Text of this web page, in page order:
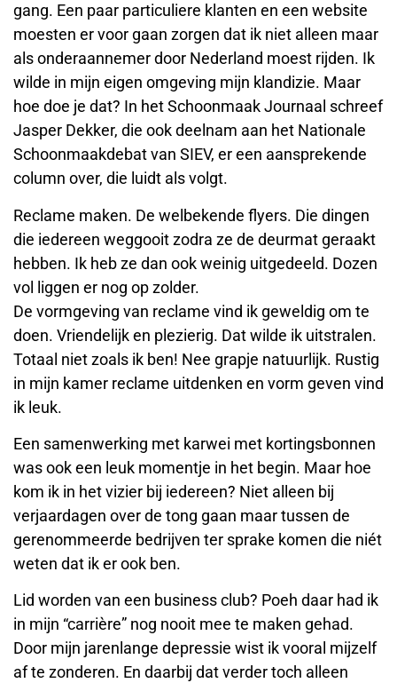
gang. Een paar particuliere klanten en een website
moesten er voor gaan zorgen dat ik niet alleen maar
als onderaannemer door Nederland moest rijden. Ik
wilde in mijn eigen omgeving mijn klandizie. Maar
hoe doe je dat? In het Schoonmaak Journaal schreef
Jasper Dekker, die ook deelnam aan het Nationale
Schoonmaakdebat van SIEV, er een aansprekende
column over, die luidt als volgt.
Reclame maken. De welbekende flyers. Die dingen
die iedereen weggooit zodra ze de deurmat geraakt
hebben. Ik heb ze dan ook weinig uitgedeeld. Dozen
vol liggen er nog op zolder.
De vormgeving van reclame vind ik geweldig om te
doen. Vriendelijk en plezierig. Dat wilde ik uitstralen.
Totaal niet zoals ik ben! Nee grapje natuurlijk. Rustig
in mijn kamer reclame uitdenken en vorm geven vind
ik leuk.
Een samenwerking met karwei met kortingsbonnen
was ook een leuk momentje in het begin. Maar hoe
kom ik in het vizier bij iedereen? Niet alleen bij
verjaardagen over de tong gaan maar tussen de
gerenommeerde bedrijven ter sprake komen die niét
weten dat ik er ook ben.
Lid worden van een business club? Poeh daar had ik
in mijn “carrière” nog nooit mee te maken gehad.
Door mijn jarenlange depressie wist ik vooral mijzelf
af te zonderen. En daarbij dat verder toch alleen